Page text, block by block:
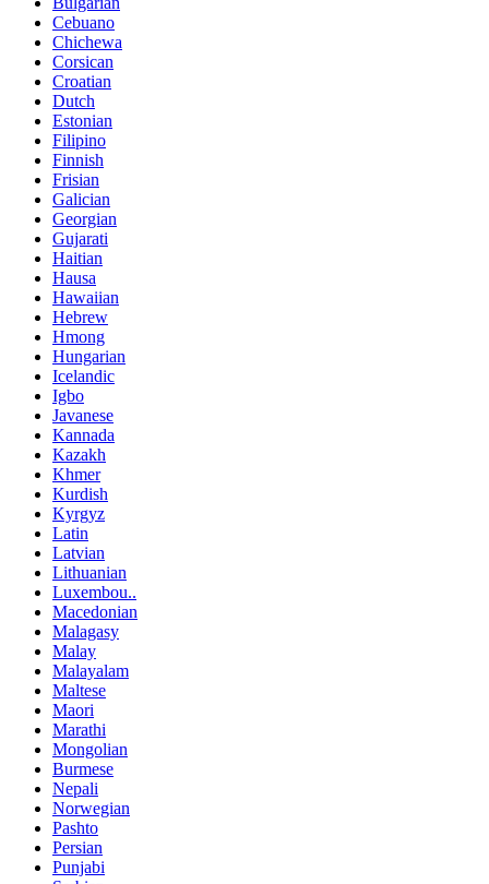
Cebuano
Chichewa
Corsican
Croatian
Dutch
Estonian
Filipino
Finnish
Frisian
Galician
Georgian
Gujarati
Haitian
Hausa
Hawaiian
Hebrew
Hmong
Hungarian
Icelandic
Igbo
Javanese
Kannada
Kazakh
Khmer
Kurdish
Kyrgyz
Latin
Latvian
Lithuanian
Luxembou..
Macedonian
Malagasy
Malay
Malayalam
Maltese
Maori
Marathi
Mongolian
Burmese
Nepali
Norwegian
Pashto
Persian
Punjabi